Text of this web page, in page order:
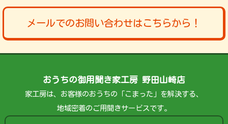
メールでのお問い合わせはこちらから！
おうちの御用聞き家工房 野田山崎店
家工房は、お客様のおうちの「こまった」を解決する、
地域密着のご用聞きサービスです。